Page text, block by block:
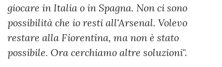
giocare in Italia o in Spagna. Non ci sono
possibilità che io resti all'Arsenal. Volevo
restare alla Fiorentina, ma non è stato
possibile. Ora cerchiamo altre soluzioni".